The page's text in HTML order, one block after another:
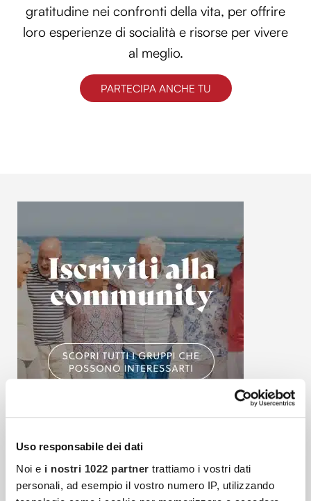
Uso responsabile dei dati
Noi e i nostri 1022 partner trattiamo i vostri dati
personali, ad esempio il vostro numero IP, utilizzando
gratitudine nei confronti della vita, per offrire
loro esperienze di socialità e risorse per vivere
al meglio.
PARTECIPA ANCHE TU
Articoli più recenti